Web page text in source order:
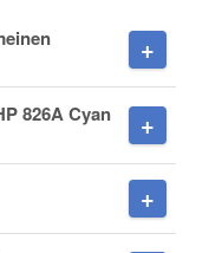
826A Cyan